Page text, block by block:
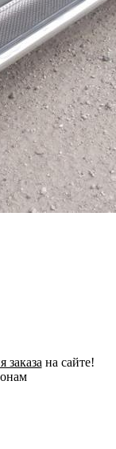
заказа на сайте!